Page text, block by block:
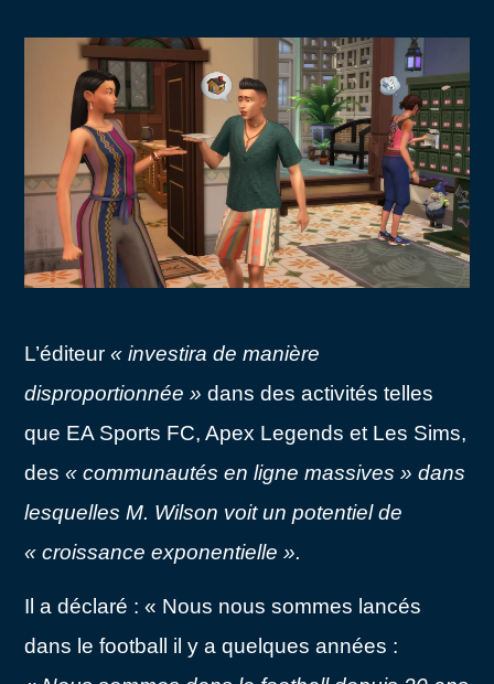
L’éditeur« investira de manière
disproportionnée » dans des activités telles
que EA Sports FC, Apex Legends et Les Sims,
des« communautés en ligne massives » dans
lesquelles M. Wilson voit un potentiel de
« croissance exponentielle ».
Il a déclaré : « Nous nous sommes lancés
dans le football il y a quelques années :